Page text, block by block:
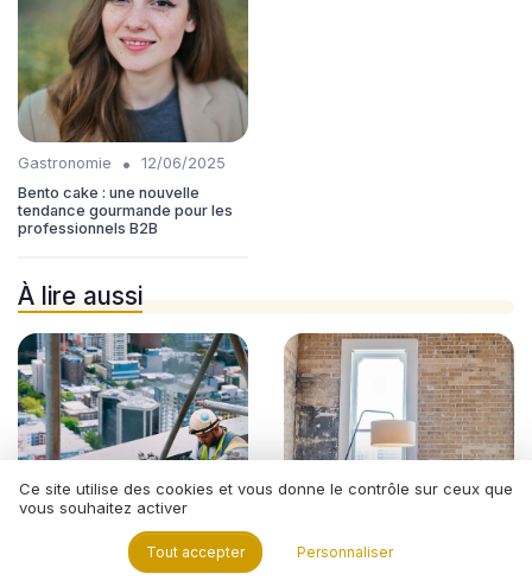
Gastronomie •
12/06/2025
Bento cake : une nouvelle
tendance gourmande pour les
professionnels B2B
À lire aussi
Ce site utilise des cookies et vous donne le contrôle sur ceux que
vous souhaitez activer
Tout accepter Personnaliser